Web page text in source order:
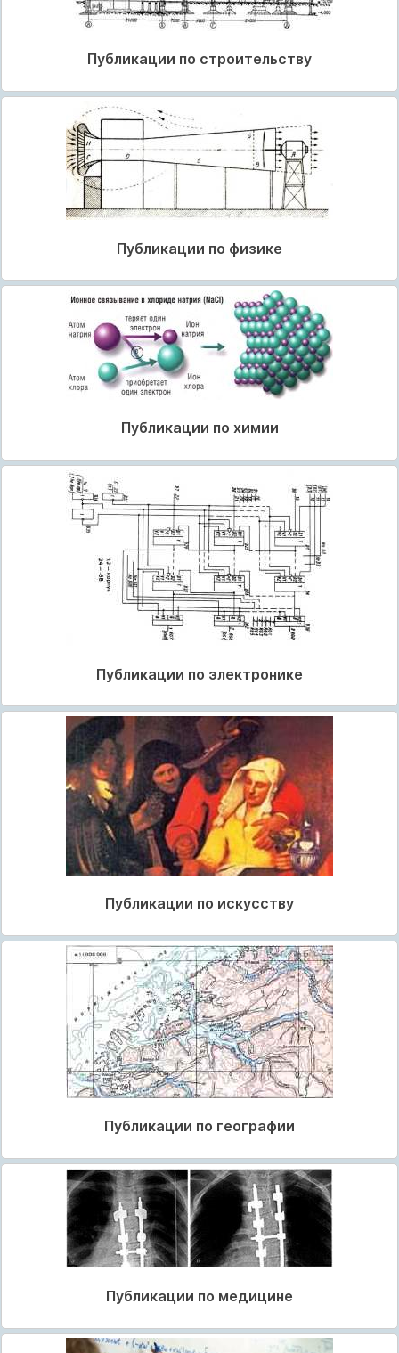
Публикации по строительству
Публикации по физике
Публикации по химии
Публикации по электронике
Публикации по искусству
Публикации по географии
Публикации по медицине